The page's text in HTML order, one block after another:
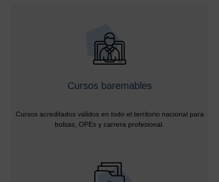
Cursos baremables
Cursos acreditados válidos en todo el territorio nacional para
bolsas, OPEs y carrera profesional.